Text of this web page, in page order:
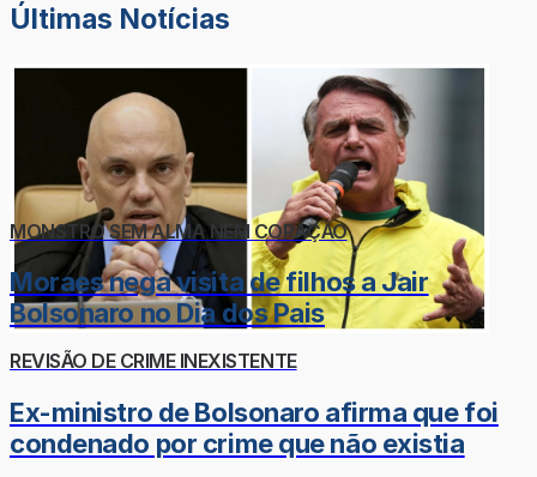
Últimas Notícias
MONSTRO SEM ALMA NEM CORAÇÃO
Moraes nega visita de filhos a Jair
Bolsonaro no Dia dos Pais
REVISÃO DE CRIME INEXISTENTE
Ex-ministro de Bolsonaro afirma que foi
condenado por crime que não existia